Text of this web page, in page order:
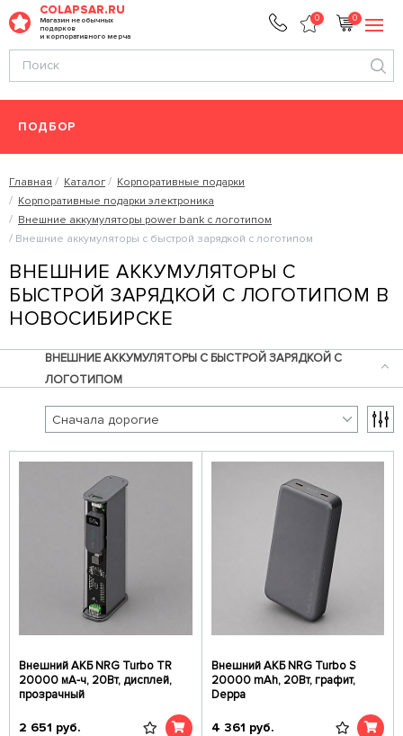
COLAPSAR.RU
Магазин необычных
подарков
и корпоративного мерча
0 0
ПОДБОР
Главная Каталог
Корпоративные подарки
Корпоративные подарки электроника
Внешние аккумуляторы power bank с логотипом
Внешние аккумуляторы с быстрой зарядкой с логотипом
ВНЕШНИЕ АККУМУЛЯТОРЫ С
БЫСТРОЙ ЗАРЯДКОЙ С ЛОГОТИПОМ В
НОВОСИБИРСКЕ
ВНЕШНИЕ АККУМУЛЯТОРЫ С БЫСТРОЙ ЗАРЯДКОЙ С
ЛОГОТИПОМ
Внешний АКБ NRG Turbo TR
20000 мА-ч, 20Вт, дисплей,
прозрачный
2 651 руб.
Внешний АКБ NRG Turbo S
20000 mAh, 20Вт, графит,
Deppa
4 361 руб.